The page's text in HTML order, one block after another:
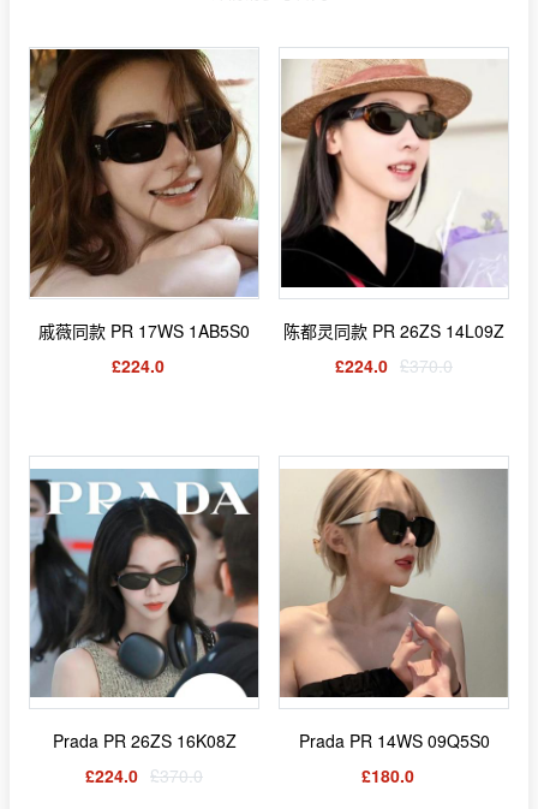
戚薇同款 PR 17WS 1AB5S0
£224.0
陈都灵同款 PR 26ZS 14L09Z
£224.0 £370.0
Prada PR 26ZS 16K08Z
£224.0 £370.0
Prada PR 14WS 09Q5S0
£180.0